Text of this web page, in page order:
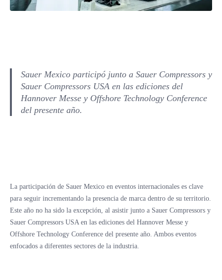
Sauer Mexico participó junto a Sauer Compressors y
Sauer Compressors USA en las ediciones del
Hannover Messe y Offshore Technology Conference
del presente año.
La participación de Sauer Mexico en eventos internacionales es clave
para seguir incrementando la presencia de marca dentro de su territorio.
Este año no ha sido la excepción, al asistir junto a Sauer Compressors y
Sauer Compressors USA en las ediciones del Hannover Messe y
Offshore Technology Conference del presente año. Ambos eventos
enfocados a diferentes sectores de la industria.